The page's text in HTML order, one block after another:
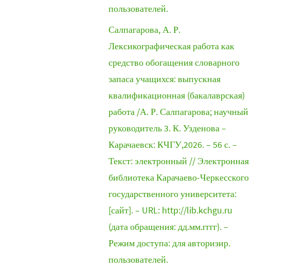
пользователей.
Салпагарова, А. Р.
Лексикографическая работа как
средство обогащения словарного
запаса учащихся: выпускная
квалификационная (бакалаврская)
работа /А. Р. Салпагарова; научный
руководитель 3. К. Узденова –
Карачаевск: КЧГУ,2026. – 56 с. –
Текст: электронный // Электронная
библиотека Карачаево-Черкесского
государственного университета:
[сайт]. – URL: http://lib.kchgu.ru
(дата обращения: дд.мм.гггг). –
Режим доступа: для авторизир.
пользователей.